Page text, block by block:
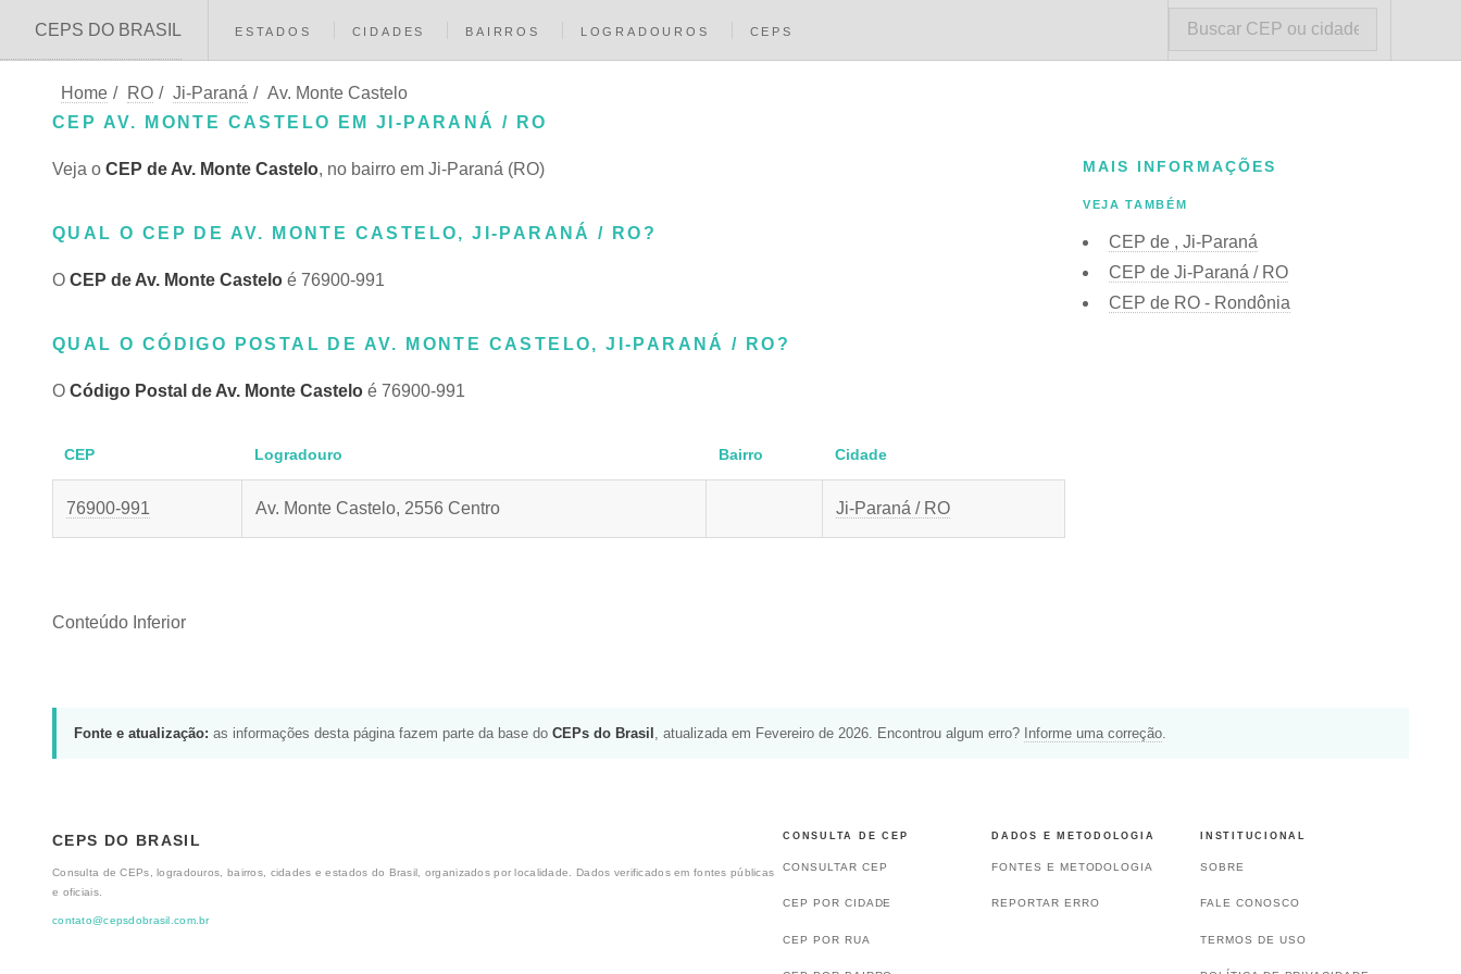
CEPS DO BRASIL ESTADOS CIDADES BAIRROS LOGRADOUROS CEPS
Home / RO / Ji-Paraná / Av. Monte Castelo
CEP AV. MONTE CASTELO EM JI-PARANÁ / RO
Veja o CEP de Av. Monte Castelo, no bairro em Ji-Paraná (RO)
QUAL O CEP DE AV. MONTE CASTELO, JI-PARANÁ / RO?
O CEP de Av. Monte Castelo é 76900-991
QUAL O CÓDIGO POSTAL DE AV. MONTE CASTELO, JI-PARANÁ / RO?
O Código Postal de Av. Monte Castelo é 76900-991
CEP Logradouro Bairro Cidade
76900-991 Av. Monte Castelo, 2556 Centro Ji-Paraná / RO
Conteúdo Inferior
MAIS INFORMAÇÕES
VEJA TAMBÉM
CEP de , Ji-Paraná
CEP de Ji-Paraná / RO
CEP de RO - Rondônia
Fonte e atualização: as informações desta página fazem parte da base do CEPs do Brasil , atualizada em Fevereiro de 2026. Encontrou algum erro? Informe uma correção
CEPS DO BRASIL
Consulta de CEPs, logradouros, bairros, cidades e estados do Brasil, organizados por localidade. Dados verificados em fontes públicas
e oficiais.
contato@cepsdobrasil.com.br
CONSULTA DE CEP
CONSULTAR CEP
CEP POR CIDADE
CEP POR RUA
DADOS E METODOLOGIA
FONTES E METODOLOGIA
REPORTAR ERRO
INSTITUCIONAL
SOBRE
FALE CONOSCO
TERMOS DE USO